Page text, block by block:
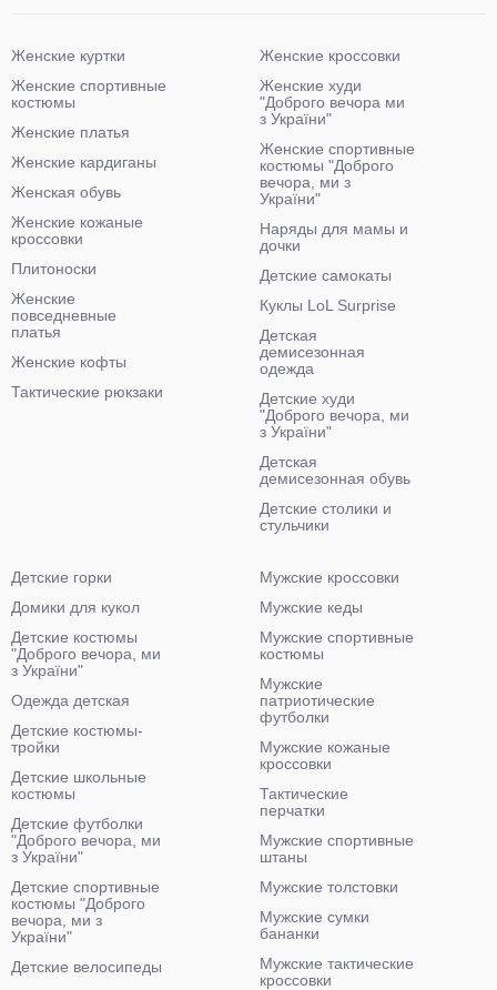
Женские куртки
Женские спортивные
костюмы
Женские платья
Женские кардиганы
Женская обувь
Женские кожаные
кроссовки
Плитоноски
Женские
повседневные
платья
Женские кофты
Тактические рюкзаки
Женские кроссовки
Женские худи
"Доброго вечора ми
з України"
Женские спортивные
костюмы "Доброго
вечора, ми з
України"
Наряды для мамы и
дочки
Детские самокаты
Куклы LoL Surprise
Детская
демисезонная
одежда
Детские худи
"Доброго вечора, ми
з України"
Детская
демисезонная обувь
Детские столики и
стульчики
Детские горки
Домики для кукол
Детские костюмы
"Доброго вечора, ми
з України"
Одежда детская
Детские костюмы-
тройки
Детские школьные
костюмы
Детские футболки
"Доброго вечора, ми
з України"
Детские спортивные
костюмы "Доброго
вечора, ми з
України"
Детские велосипеды
Мужские кроссовки
Мужские кеды
Мужские спортивные
костюмы
Мужские
патриотические
футболки
Мужские кожаные
кроссовки
Тактические
перчатки
Мужские спортивные
штаны
Мужские толстовки
Мужские сумки
бананки
Мужские тактические
кроссовки